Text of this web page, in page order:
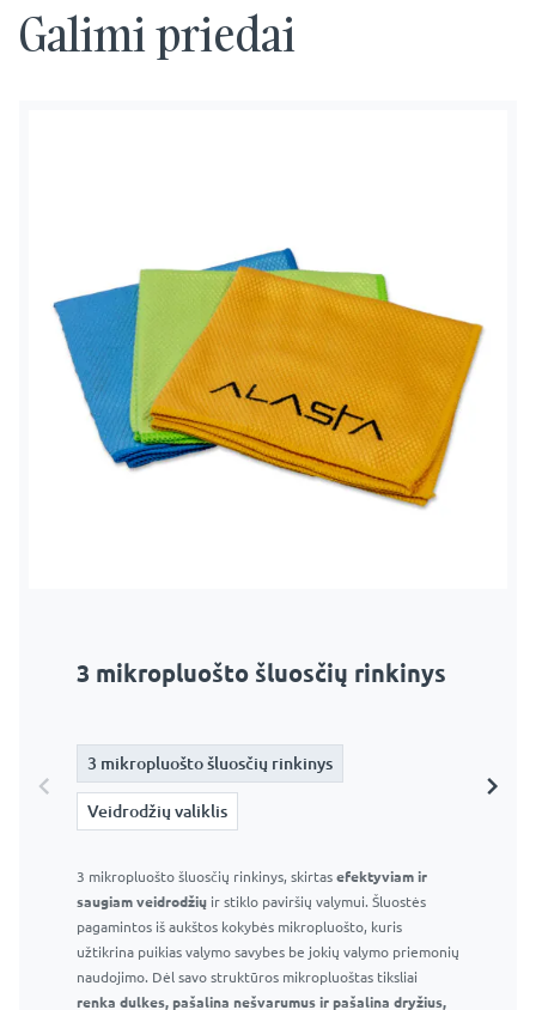
Galimi priedai
3 mikropluošto šluosčių rinkinys
3 mikropluošto šluosčių rinkinys
Veidrodžių valiklis
3 mikropluošto šluosčių rinkinys, skirtas efektyviam ir
saugiam veidrodžių ir stiklo paviršių valymui. Šluostės
pagamintos iš aukštos kokybės mikropluošto, kuris
užtikrina puikias valymo savybes be jokių valymo priemonių
naudojimo. Dėl savo struktūros mikropluoštas tiksliai
renka dulkes, pašalina nešvarumus ir pašalina dryžius,
Veidrodžių valiklis
3 mikropluošto šluosčių rinkinys
Veidrodžių valiklis
Langų ir veidrodžių valiklis 295 ml – Profesionalus stiklo
valiklis
Efektyvus purškiklis ir patogus buteliukas
Efektyviai pašalina muilo apnašas, vandens dėmes ir
kitas įprastas vonios kambario dėmes